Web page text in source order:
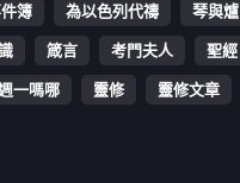
簿 為以色列代禱
琴與爐
箴言 考門夫人
聖經
一嗎哪 靈修 靈修文章